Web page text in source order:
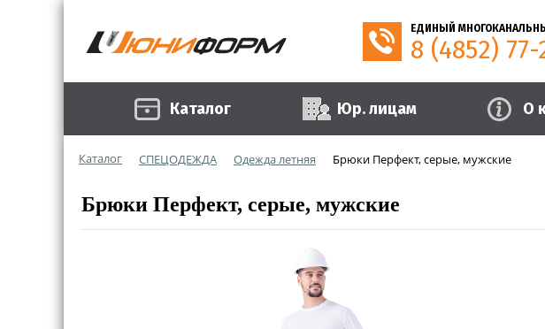
ЕДИНЫЙ
8 (4852)
Каталог Юр. лицам О
Каталог СПЕЦОДЕЖДА Одежда летняя Брюки Перфект, серые, мужские
Брюки Перфект, серые, мужские